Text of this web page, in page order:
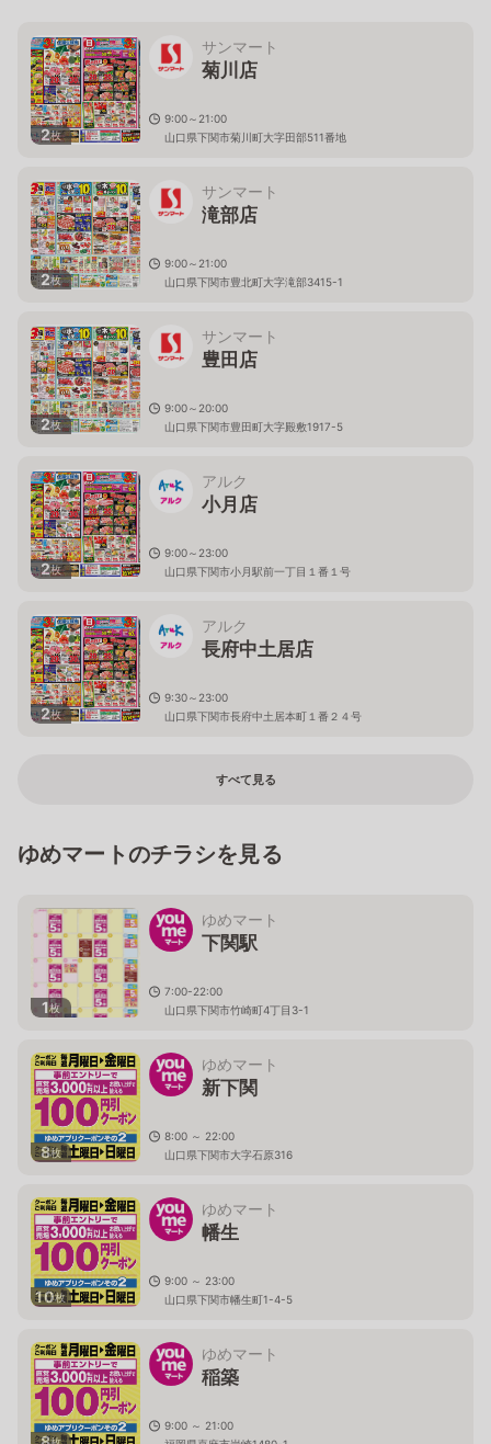
2枚
サンマート
菊川店
9:00～21:00
山口県下関市菊川町大字田部511番地
2枚
サンマート
滝部店
9:00～21:00
山口県下関市豊北町大字滝部3415-1
2枚
サンマート
豊田店
9:00～20:00
山口県下関市豊田町大字殿敷1917-5
2枚
アルク
小月店
9:00～23:00
山口県下関市小月駅前一丁目１番１号
2枚
アルク
長府中土居店
9:30～23:00
山口県下関市長府中土居本町１番２４号
すべて見る
ゆめマートのチラシを見る
1枚
ゆめマート
下関駅
7:00-22:00
山口県下関市竹崎町4丁目3-1
8枚
ゆめマート
新下関
8:00 ～ 22:00
山口県下関市大字石原316
10枚
ゆめマート
幡生
9:00 ～ 23:00
山口県下関市幡生町1-4-5
ゆめマート
稲築
9:00 ～ 21:00